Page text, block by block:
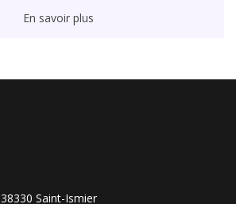
En savoir plus
Saint-Ismier